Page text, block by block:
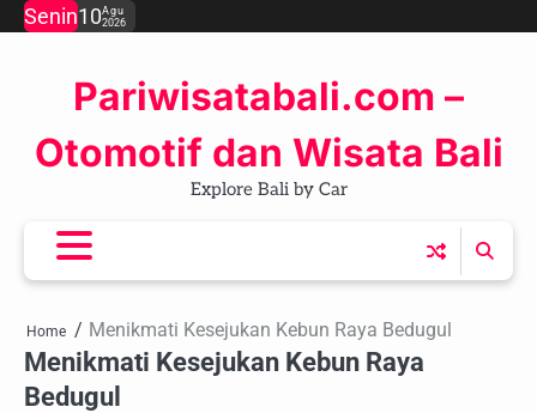
SkipSenin10Agu
2026
Pariwisatabali.com –
Otomotif dan Wisata Bali
Explore Bali by Car
Home Menikmati Kesejukan Kebun Raya Bedugul
Menikmati Kesejukan Kebun Raya
Bedugul